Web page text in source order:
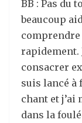
BB : Pas du
beaucoup
comprendre
rapidement.
consacrer
suis lancé à
chant et j’ai
dans la